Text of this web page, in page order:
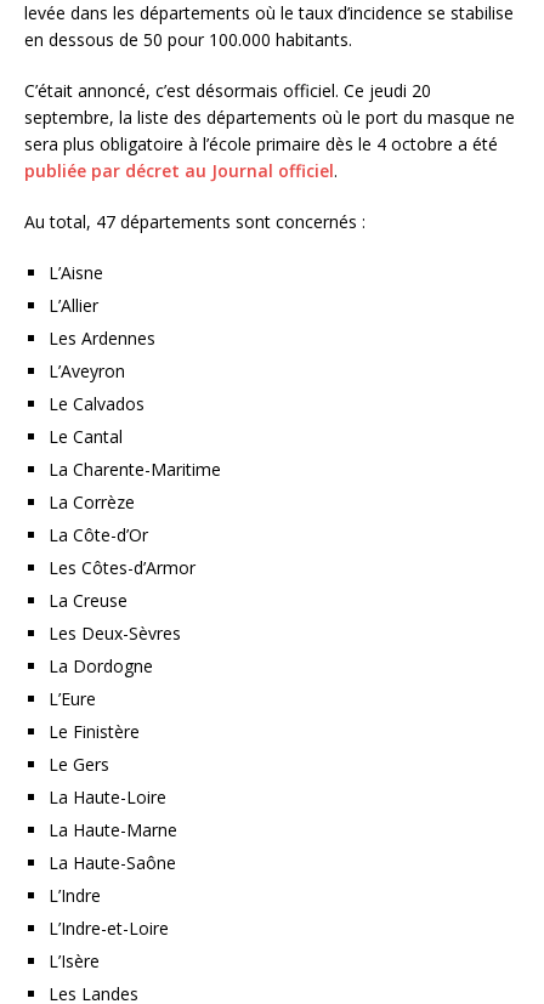
levée dans les départements où le taux d’incidence se stabilise
en dessous de 50 pour 100.000 habitants.
C’était annoncé, c’est désormais officiel. Ce jeudi 20
septembre, la liste des départements où le port du masque ne
sera plus obligatoire à l’école primaire dès le 4 octobre a été
publiée par décret au Journal officiel.
Au total, 47 départements sont concernés :
L’Aisne
L’Allier
Les Ardennes
L’Aveyron
Le Calvados
Le Cantal
La Charente-Maritime
La Corrèze
La Côte-d’Or
Les Côtes-d’Armor
La Creuse
Les Deux-Sèvres
La Dordogne
L’Eure
Le Finistère
Le Gers
La Haute-Loire
La Haute-Marne
La Haute-Saône
L’Indre
L’Indre-et-Loire
L’Isère
Les Landes